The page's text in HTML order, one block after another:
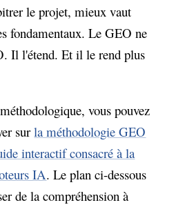
le projet, mieux vaut
fondamentaux. Le GEO ne
Il l'étend. Et il le rend plus
vous pouvez
surla méthodologie GEO
interactif consacré à la
IA. Le plan ci-dessous
de la compréhension à